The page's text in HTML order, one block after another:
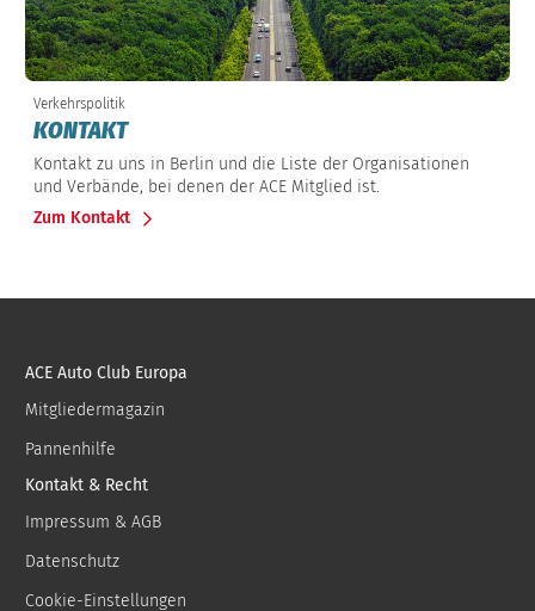
Verkehrspolitik
KONTAKT
Kontakt zu uns in Berlin und die Liste der Organisationen
und Verbände, bei denen der ACE Mitglied ist.
Zum Kontakt
ACE Auto Club Europa
Mitgliedermagazin
Pannenhilfe
Kontakt & Recht
Impressum & AGB
Datenschutz
Cookie-Einstellungen